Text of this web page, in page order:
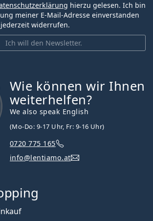
Ich will den Newsletter.
hierzu gelesen. Ich bin
meiner E-Mail-Adresse einverstanden
widerrufen.
Wie können wir Ihnen
weiterhelfen?
We also speak English
(Mo-Do: 9-17 Uhr, Fr: 9-16 Uhr)
0720 775 165
info@lentiamo.at